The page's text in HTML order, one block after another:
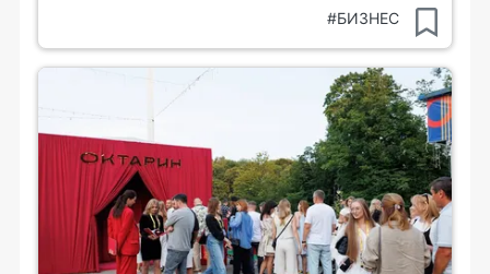
#БИЗНЕС